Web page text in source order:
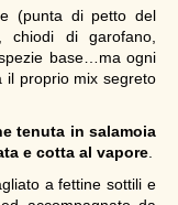
(punta di petto del
chiodi di garofano,
base…ma ogni
il proprio mix segreto
tenuta in salamoia
e cotta al vapore
a fettine sottili e